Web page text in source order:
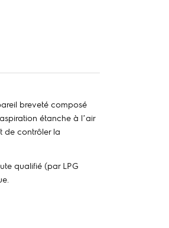
breveté composé
étanche à l’air
de contrôler la
qualifié (par LPG